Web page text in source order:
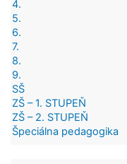
4.
5.
6.
7.
8.
9.
SŠ
ZŠ – 1. STUPEŇ
ZŠ – 2. STUPEŇ
Špeciálna pedagogika